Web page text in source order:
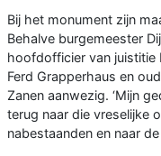
Bij het monument zijn
Behalve burgemeester
hoofdofficier van juistitie
Ferd Grapperhaus en
Zanen aanwezig. ‘Mijn
terug naar die vreselijke
nabestaanden en naar de